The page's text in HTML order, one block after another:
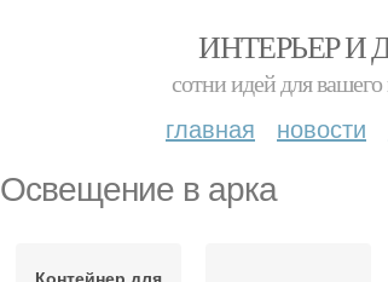
ИНТЕРЬЕР И
сотни идей для
главная новости
Освещение в арка
Контейнер для